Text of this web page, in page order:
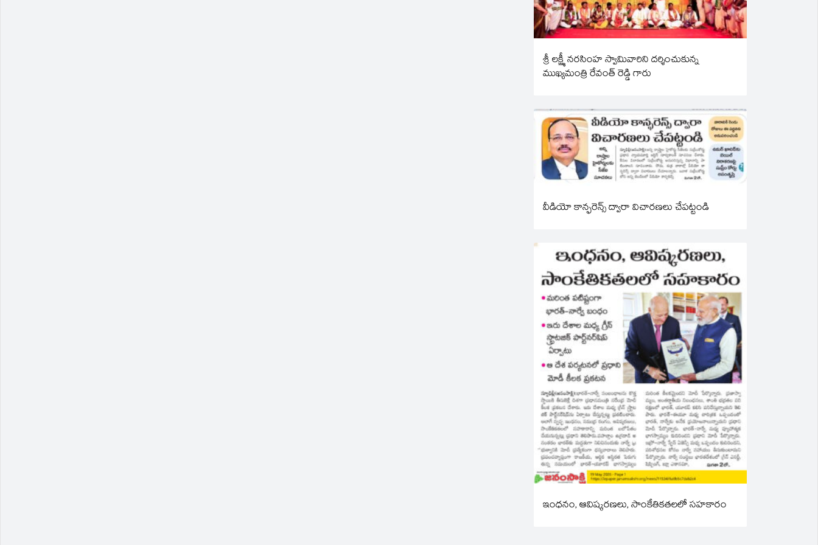
శ్రీ లక్ష్మీ నరసింహ స్వామివారిని దర్శించుకున్న
ముఖ్యమంత్రి రేవంత్ రెడ్డి గారు
వీడియో కాన్ఫరెన్స్ ద్వారా విచారణలు చేపట్టండి
ఇంధనం, ఆవిష్కరణలు, సాంకేతికతలలో సహకారం